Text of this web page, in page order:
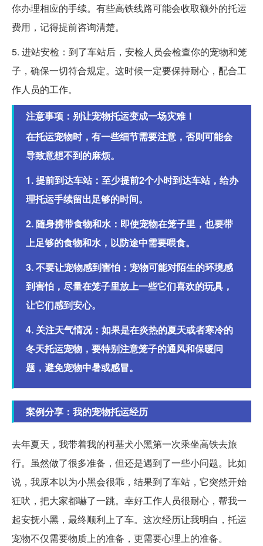
你办理相应的手续。有些高铁线路可能会收取额外的托运
费用，记得提前咨询清楚。
5. 进站安检：到了车站后，安检人员会检查你的宠物和笼
子，确保一切符合规定。这时候一定要保持耐心，配合工
作人员的工作。
注意事项：别让宠物托运变成一场灾难！
在托运宠物时，有一些细节需要注意，否则可能会
导致意想不到的麻烦。
1. 提前到达车站：至少提前2个小时到达车站，给办
理托运手续留出足够的时间。
2. 随身携带食物和水：即使宠物在笼子里，也要带
上足够的食物和水，以防途中需要喂食。
3. 不要让宠物感到害怕：宠物可能对陌生的环境感
到害怕，尽量在笼子里放上一些它们喜欢的玩具，
让它们感到安心。
4. 关注天气情况：如果是在炎热的夏天或者寒冷的
冬天托运宠物，要特别注意笼子的通风和保暖问
题，避免宠物中暑或感冒。
案例分享：我的宠物托运经历
去年夏天，我带着我的柯基犬小黑第一次乘坐高铁去旅
行。虽然做了很多准备，但还是遇到了一些小问题。比如
说，我原本以为小黑会很乖，结果到了车站，它突然开始
狂吠，把大家都嚇了一跳。幸好工作人员很耐心，帮我一
起安抚小黑，最终顺利上了车。这次经历让我明白，托运
宠物不仅需要物质上的准备，更需要心理上的准备。